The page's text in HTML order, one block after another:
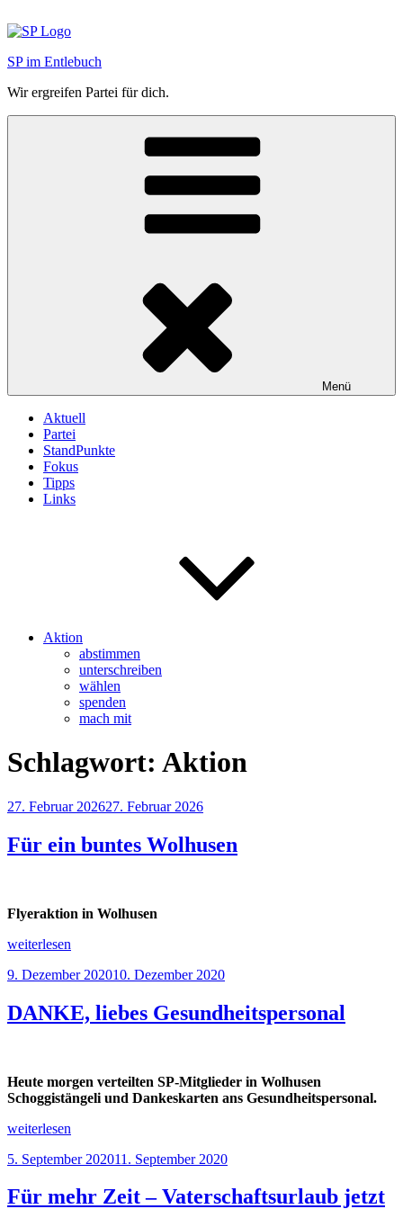
Inhalt
SP im Entlebuch
Wir ergreifen Partei für dich.
Menü
Aktuell
Partei
StandPunkte
Fokus
Tipps
Links
Aktion
abstimmen
unterschreiben
wählen
spenden
mach mit
Schlagwort: Aktion
Veröffentlicht
27. Februar 202627. Februar 2026
Für ein buntes Wolhusen
Flyeraktion in Wolhusen
„Für
buntes
weiterlesen
Veröffentlicht
9. Dezember 202010. Dezember 2020
DANKE, liebes Gesundheitspersonal
Heute morgen verteilten SP-Mitglieder in Wolhusen
Schoggistängeli und Dankeskarten ans Gesundheitspersonal.
„DANKE,
Gesundheitspersonal“
weiterlesen
Veröffentlicht
5. September 202011. September 2020
Für mehr Zeit – Vaterschaftsurlaub jetzt